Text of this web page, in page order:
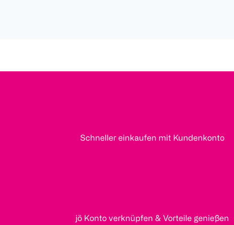
Schneller einkaufen mit Kundenkonto
jö Konto verknüpfen & Vorteile genießen